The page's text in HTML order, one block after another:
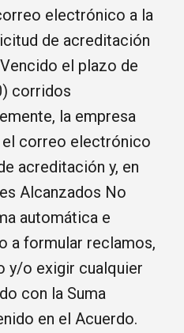
electrónico a la
de acreditación
el plazo de
corridos
la empresa
correo electrónico
acreditación y, en
Alcanzados No
automática e
a formular reclamos,
y/o exigir cualquier
con la Suma
en el Acuerdo.